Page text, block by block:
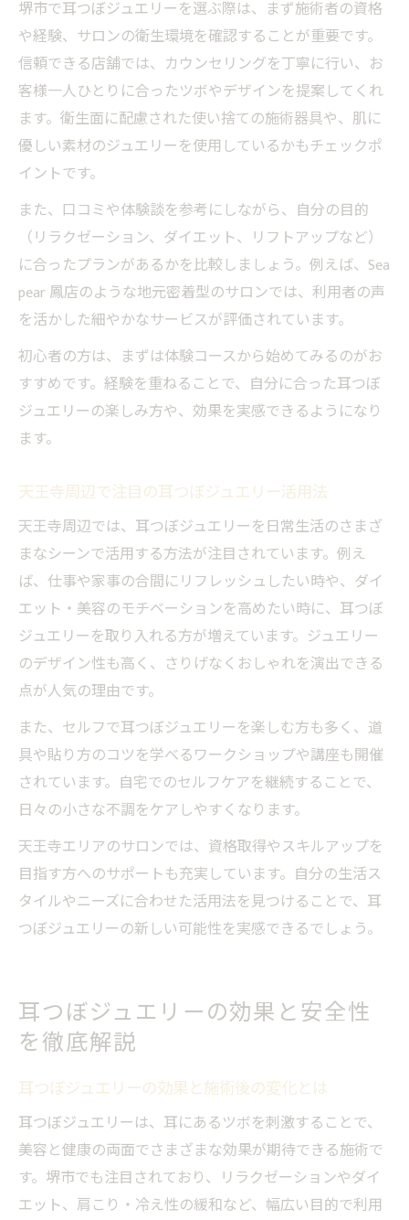
堺市で耳つぼジュエリーを選ぶ際は、まず施術者の資格
や経験、サロンの衛生環境を確認することが重要です。
信頼できる店舗では、カウンセリングを丁寧に行い、お
客様一人ひとりに合ったツボやデザインを提案してくれ
ます。衛生面に配慮された使い捨ての施術器具や、肌に
優しい素材のジュエリーを使用しているかもチェックポ
イントです。
また、口コミや体験談を参考にしながら、自分の目的
（リラクゼーション、ダイエット、リフトアップなど）
に合ったプランがあるかを比較しましょう。例えば、Sea
pear 鳳店のような地元密着型のサロンでは、利用者の声
を活かした細やかなサービスが評価されています。
初心者の方は、まずは体験コースから始めてみるのがお
すすめです。経験を重ねることで、自分に合った耳つぼ
ジュエリーの楽しみ方や、効果を実感できるようになり
ます。
天王寺周辺で注目の耳つぼジュエリー活用法
天王寺周辺では、耳つぼジュエリーを日常生活のさまざ
まなシーンで活用する方法が注目されています。例え
ば、仕事や家事の合間にリフレッシュしたい時や、ダイ
エット・美容のモチベーションを高めたい時に、耳つぼ
ジュエリーを取り入れる方が増えています。ジュエリー
のデザイン性も高く、さりげなくおしゃれを演出できる
点が人気の理由です。
また、セルフで耳つぼジュエリーを楽しむ方も多く、道
具や貼り方のコツを学べるワークショップや講座も開催
されています。自宅でのセルフケアを継続することで、
日々の小さな不調をケアしやすくなります。
天王寺エリアのサロンでは、資格取得やスキルアップを
目指す方へのサポートも充実しています。自分の生活ス
タイルやニーズに合わせた活用法を見つけることで、耳
つぼジュエリーの新しい可能性を実感できるでしょう。
耳つぼジュエリーの効果と安全性
を徹底解説
耳つぼジュエリーの効果と施術後の変化とは
耳つぼジュエリーは、耳にあるツボを刺激することで、
美容と健康の両面でさまざまな効果が期待できる施術で
す。堺市でも注目されており、リラクゼーションやダイ
エット、肩こり・冷え性の緩和など、幅広い目的で利用